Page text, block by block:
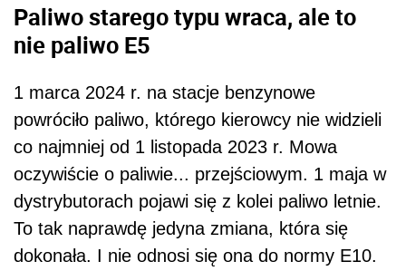
Paliwo starego typu wraca, ale to
nie paliwo E5
1 marca 2024 r. na stacje benzynowe
powróciło paliwo, którego kierowcy nie widzieli
co najmniej od 1 listopada 2023 r. Mowa
oczywiście o paliwie... przejściowym. 1 maja w
dystrybutorach pojawi się z kolei paliwo letnie.
To tak naprawdę jedyna zmiana, która się
dokonała. I nie odnosi się ona do normy E10.